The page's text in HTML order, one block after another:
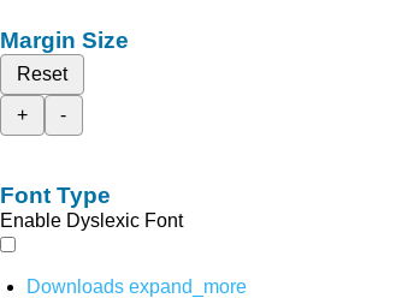
Margin Size
Reset
+
-
Font Type
Enable Dyslexic Font
Downloads expand_more